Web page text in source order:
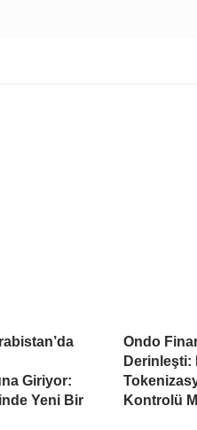
Giriyor:
Yeni Bir
Ondo
Derinleşti:
Kontrolü